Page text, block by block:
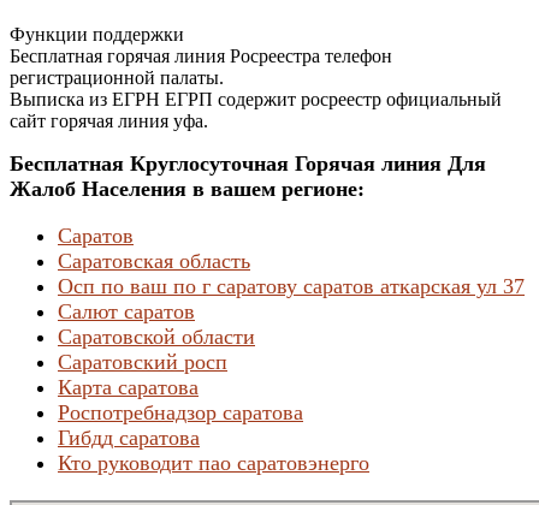
Функции поддержки
Бесплатная горячая линия Росреестра телефон
регистрационной палаты.
Выписка из ЕГРН ЕГРП содержит росреестр официальный
сайт горячая линия уфа.
Бесплатная Круглосуточная Горячая линия Для
Жалоб Населения в вашем регионе:
Саратов
Саратовская область
Осп по ваш по г саратову саратов аткарская ул 37
Салют саратов
Саратовской области
Саратовский росп
Карта саратова
Роспотребнадзор саратова
Гибдд саратова
Кто руководит пао саратовэнерго